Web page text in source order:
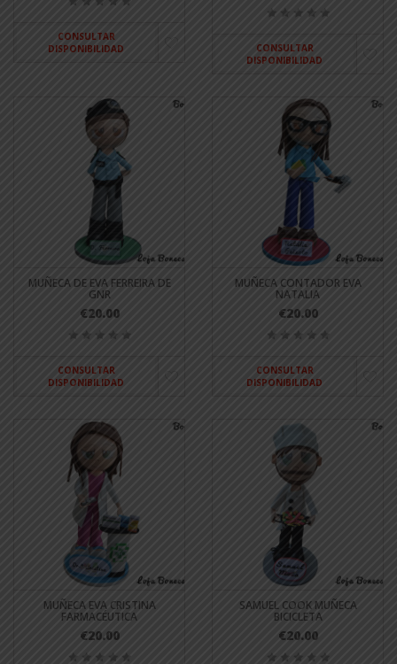
CONSULTAR
DISPONIBILIDAD
CONSULTAR
DISPONIBILIDAD
MUÑECA DE EVA FERREIRA DE
GNR
€20.00
CONSULTAR
DISPONIBILIDAD
MUÑECA CONTADOR EVA
NATALIA
€20.00
CONSULTAR
DISPONIBILIDAD
MUÑECA EVA CRISTINA
FARMACÉUTICA
€20.00
SAMUEL COOK MUÑECA
BICICLETA
€20.00